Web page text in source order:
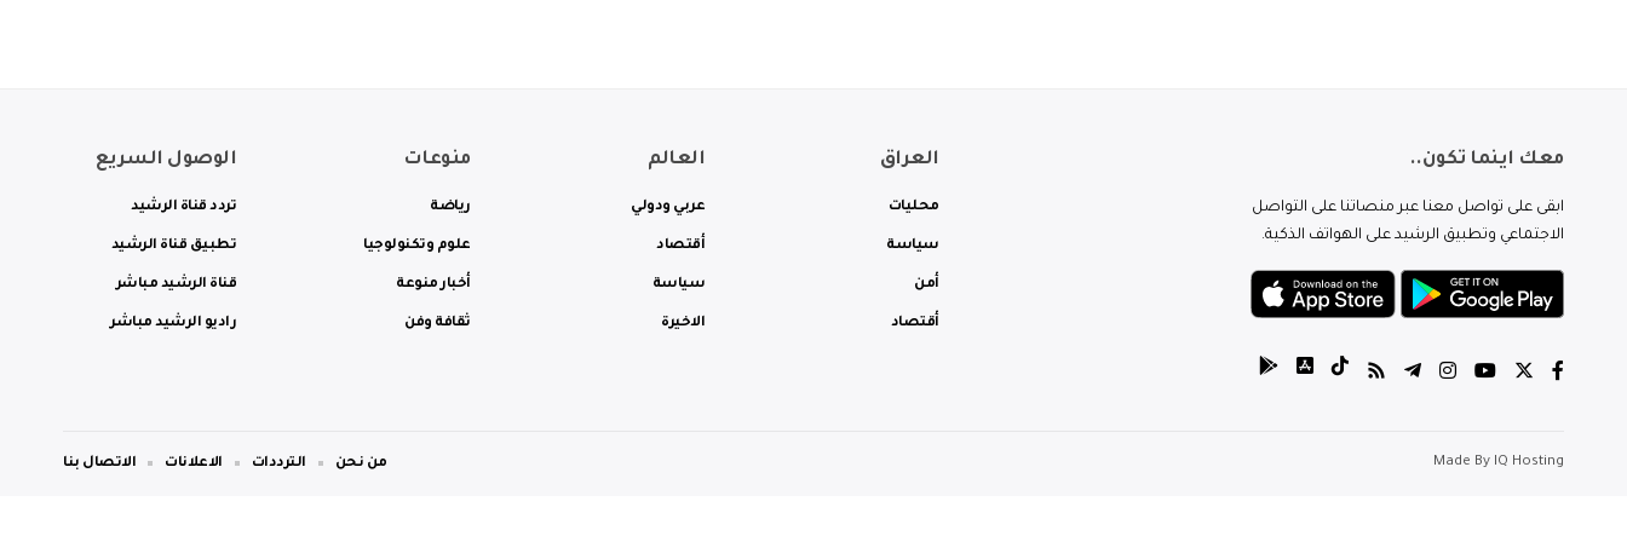
معك اينما تكون..
ابقى على تواصل معنا عبر منصاتنا على التواصل
الاجتماعي وتطبيق الرشيد على الهواتف الذكية.
العراق
محليات
سياسة
أمن
أقتصاد
العالم
عربي ودولي
أقتصاد
سياسة
الاخيرة
منوعات
رياضة
علوم وتكنولوجيا
أخبار منوعة
ثقافة وفن
الوصول السريع
تردد قناة الرشيد
تطبيق قناة الرشيد
قناة الرشيد مباشر
راديو الرشيد مباشر
Made By IQ Hosting من نحن الترددات الاعلانات الاتصال بنا